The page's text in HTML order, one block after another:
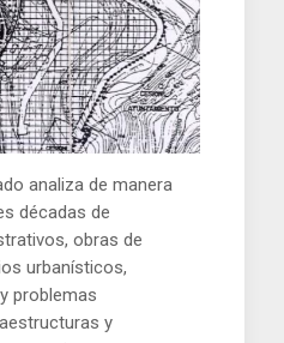
analiza de manera
décadas de
obras de
urbanísticos,
problemas
y